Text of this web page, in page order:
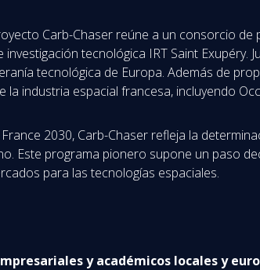
Carb-Chaser reúne a un consorcio de
investigación tecnológica IRT Saint
tecnológica de Europa. Además de
industria espacial francesa, incluyendo
2030, Carb-Chaser refleja la
Este programa pionero supone un paso
para las tecnologías espaciales.
y académicos locales y